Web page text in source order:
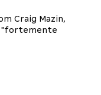
Craig Mazin,
"fortemente